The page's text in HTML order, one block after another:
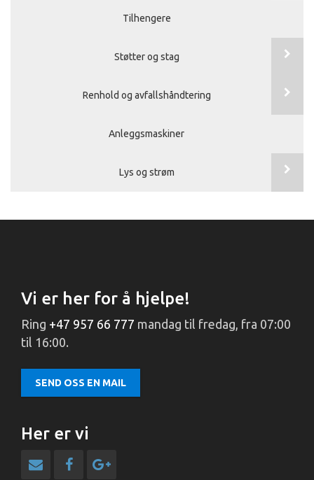
Tilhengere
Støtter og stag
Renhold og avfallshåndtering
Anleggsmaskiner
Lys og strøm
Vi er her for å hjelpe!
Ring +47 957 66 777 mandag til fredag, fra 07:00
til 16:00.
SEND OSS EN MAIL
Her er vi